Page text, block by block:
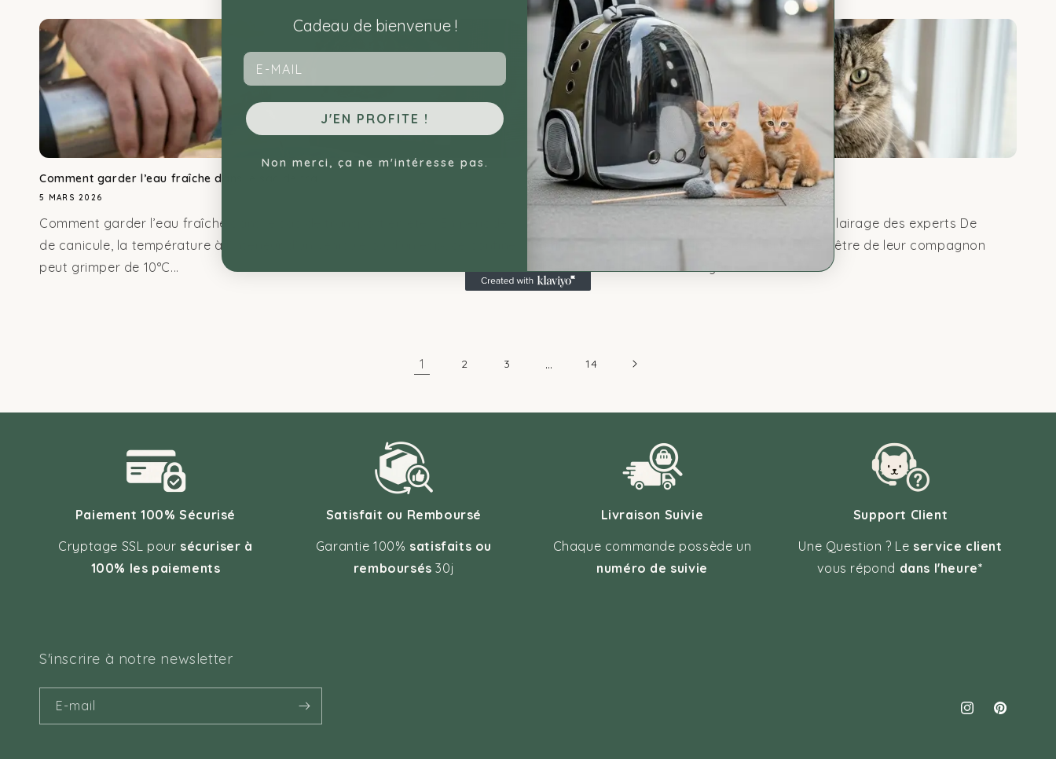
Comment garder l’eau fraîche dans le sac de tra...
5 MARS 2026
Comment garder l’eau fraîche dans le sac de transport en été ? En période
de canicule, la température à l'intérieur d'un véhicule ou d'un espace confiné
peut grimper de 10°C...
Mon chat se sent-il seul sans un autre chat ? P...
3 MARS 2026
Mon chat se sent-il seul sans un autre chat ? L'éclairage des experts De
nombreux propriétaires s'interrogent sur le bien-être de leur compagnon
lorsqu'il est le seul félin du foyer....
1 2 3 … 14
Paiement 100% Sécurisé
Cryptage SSL pour sécuriser à
100% les paiements
Satisfait ou Remboursé
Garantie 100% satisfaits ou
remboursés30j
Livraison Suivie
Chaque commande possède un
numéro de suivie
Support Client
Une Question ? Le service client
vous répond dans l'heure*
S'inscrire à notre newsletter
E-mail
InstagramPinterest
Cadeau de bienvenue !
Email
J'EN PROFITE !
Non merci, ça ne m'intéresse pas.